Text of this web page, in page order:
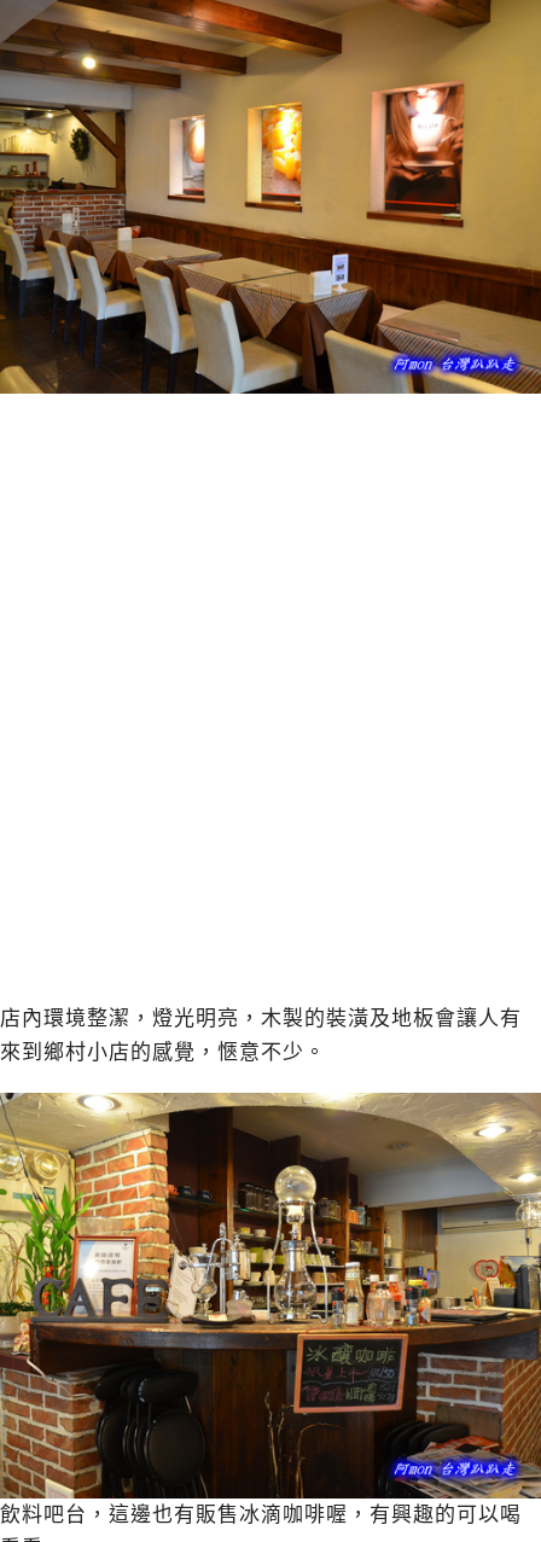
店內環境整潔，燈光明亮，木製的裝潢及地板會讓人有
來到鄉村小店的感覺，愜意不少。
飲料吧台，這邊也有販售冰滴咖啡喔，有興趣的可以喝